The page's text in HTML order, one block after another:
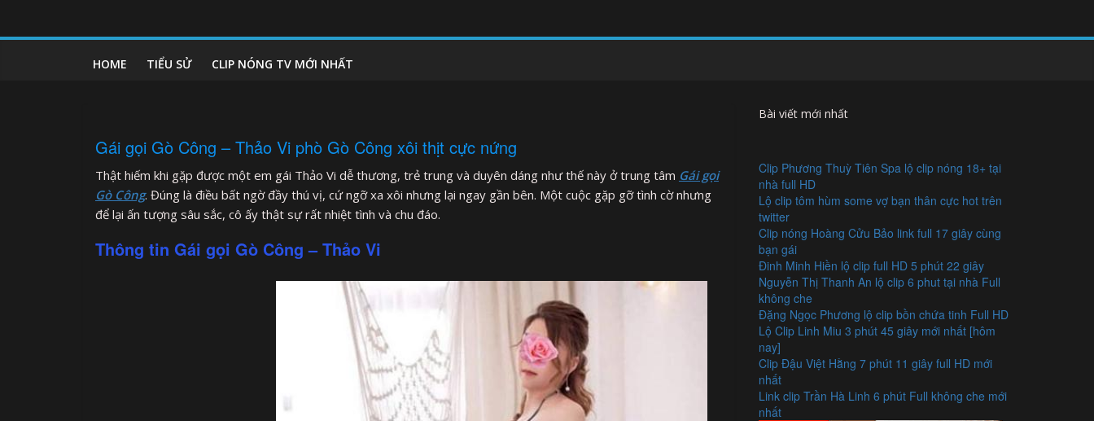
content
clipnonglive.com
HOME TIỂU SỬ CLIP NÓNG TV MỚI NHẤT
Gái gọi Gò Công – Thảo Vi phò Gò Công xôi thịt cực nứng
Thật hiếm khi gặp được một em gái Thảo Vi dễ thương, trẻ trung và duyên dáng như thế này ở trung tâm Gái gọi
Gò Công. Đúng là điều bất ngờ đầy thú vị, cứ ngỡ xa xôi nhưng lại ngay gần bên. Một cuộc gặp gỡ tình cờ nhưng
để lại ấn tượng sâu sắc, cô ấy thật sự rất nhiệt tình và chu đáo.
Thông tin Gái gọi Gò Công – Thảo Vi
Bài viết mới nhất
Clip Phương Thuỳ Tiên Spa lộ clip nóng 18+ tại
nhà full HD
Lộ clip tôm hùm some vợ bạn thân cực hot trên
twitter
Clip nóng Hoàng Cửu Bảo link full 17 giây cùng
bạn gái
Đinh Minh Hiền lộ clip full HD 5 phút 22 giây
Nguyễn Thị Thanh An lộ clip 6 phut tại nhà Full
không che
Đặng Ngọc Phương lộ clip bồn chứa tinh Full HD
Lộ Clip Linh Miu 3 phút 45 giây mới nhất [hôm
nay]
Clip Đậu Việt Hằng 7 phút 11 giây full HD mới
nhất
Link clip Trần Hà Linh 6 phút Full không che mới
nhất